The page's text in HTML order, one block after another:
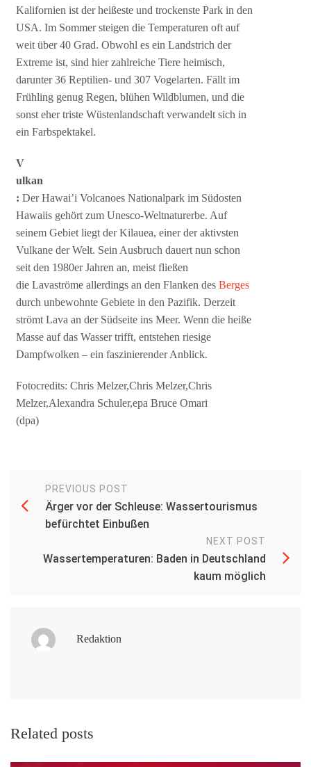
Kalifornien ist der heißeste und trockenste Park in den
USA. Im Sommer steigen die Temperaturen oft auf
weit über 40 Grad. Obwohl es ein Landstrich der
Extreme ist, sind hier zahlreiche Tiere heimisch,
darunter 36 Reptilien- und 307 Vogelarten. Fällt im
Frühling genug Regen, blühen Wildblumen, und die
sonst eher triste Wüstenlandschaft verwandelt sich in
ein Farbspektakel.
V
ulkan
: Der Hawai’i Volcanoes Nationalpark im Südosten
Hawaiis gehört zum Unesco-Weltnaturerbe. Auf
seinem Gebiet liegt der Kilauea, einer der aktivsten
Vulkane der Welt. Sein Ausbruch dauert nun schon
seit den 1980er Jahren an, meist fließen
die Lavaströme allerdings an den Flanken desBerges
durch unbewohnte Gebiete in den Pazifik. Derzeit
strömt Lava an der Südseite ins Meer. Wenn die heiße
Masse auf das Wasser trifft, entstehen riesige
Dampfwolken – ein faszinierender Anblick.
Fotocredits: Chris Melzer,Chris Melzer,Chris
Melzer,Alexandra Schuler,epa Bruce Omari
(dpa)
PREVIOUS POST
Ärger vor der Schleuse: Wassertourismus
befürchtet Einbußen
NEXT POST
Wassertemperaturen: Baden in Deutschland
kaum möglich
Redaktion
Related posts